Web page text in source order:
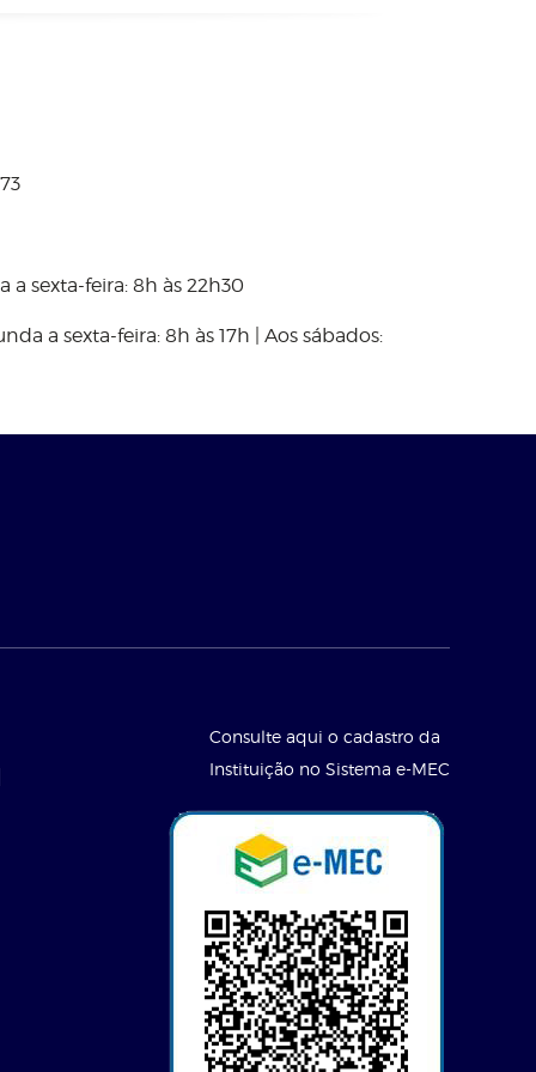
a sexta-feira: 8h às 22h30
a sexta-feira: 8h às 17h | Aos sábados:
Consulte aqui o cadastro da
Instituição no Sistema e-MEC